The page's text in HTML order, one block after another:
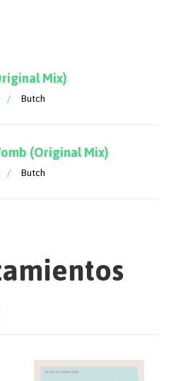
Mix)
/ Butch
(Original Mix)
/ Butch